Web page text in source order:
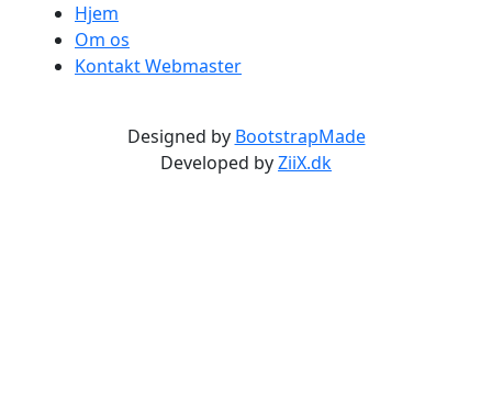
Hjem
Om os
Kontakt Webmaster
Designed by BootstrapMade
Developed byZiiX.dk